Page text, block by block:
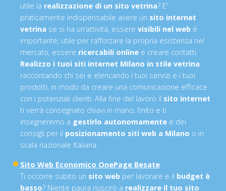
utile la realizzazione di un sito vetrina? E'
praticamente indispensabile avere un sito internet
vetrina se si ha un’attività, essere visibili nel web è
importante, utile per rafforzare la propria esistenza nel
mercato, essere ricercabili online e creare contatti.
Realizzo i tuoi siti internet Milano in stile vetrina
raccontando chi sei e elencando i tuoi servizi e i tuoi
prodotti, in modo da creare una comunicazione efficace
con i potenziali clienti. Alla fine del lavoro il sito internet
ti verrà consegnato chiavi in mano, finito e ti
insegneremo a gestirlo autonomamentee dei
consigli per il posizionamento siti web a Milano o in
scala nazionale Italiana.
Sito Web Economico OnePage Besate
Ti occorre subito un sito web per lavorare e il budget è
basso? Niente paura riuscirò a realizzare il tuo sito